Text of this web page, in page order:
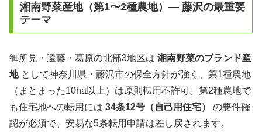
湘南野菜産地（第1〜2種農地）— 藤沢の最重要
テーマ
御所見・遠藤・葛原の北部3地区は 湘南野菜のブランド産
地として神奈川県・藤沢市の保全方針が強く、第1種農地
（まとまった10ha以上）は原則転用不許可。第2種農地で
も住宅地への転用には 34条12号（自己用住宅）
の要件確
認が必須で、安易な5条転用申請は差し戻されます。